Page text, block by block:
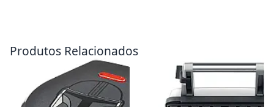
Produtos Relacionados